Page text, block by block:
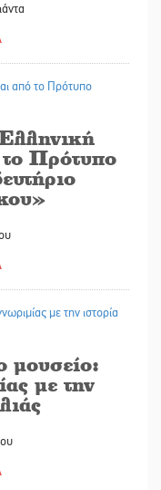
το Πρότυπο
μουσείο:
με την